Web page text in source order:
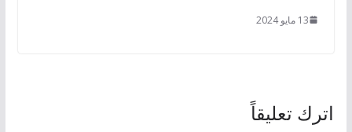
13 مايو 2024
اترك تعليقاً